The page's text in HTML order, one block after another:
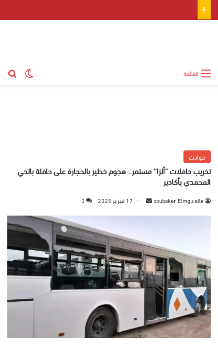
القائمة
حوادث
تخريب حافلات “ألزا” مستمر.. هجوم خطير بالحجارة على حافلة بالحي
المحمدي يأكادير
boubaker Elmguielle
ب
ر
ي
د
ك
ت
17 فبراير 2025 0